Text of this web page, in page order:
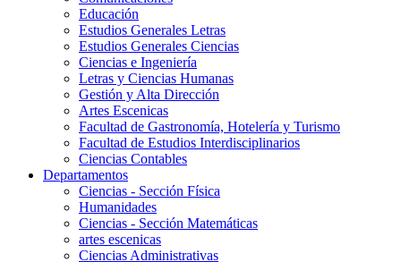
Educación
Estudios Generales Letras
Estudios Generales Ciencias
Ciencias e Ingeniería
Letras y Ciencias Humanas
Gestión y Alta Dirección
Artes Escenicas
Facultad de Gastronomía, Hotelería y Turismo
Facultad de Estudios Interdisciplinarios
Ciencias Contables
Departamentos
Ciencias - Sección Física
Humanidades
Ciencias - Sección Matemáticas
artes escenicas
Ciencias Administrativas